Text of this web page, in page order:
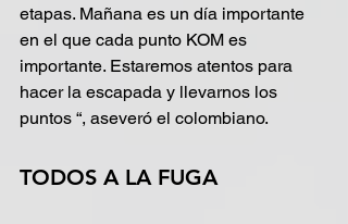
etapas. Mañana es un día importante
en el que cada punto KOM es
importante. Estaremos atentos para
hacer la escapada y llevarnos los
puntos “, aseveró el colombiano.
TODOS A LA FUGA